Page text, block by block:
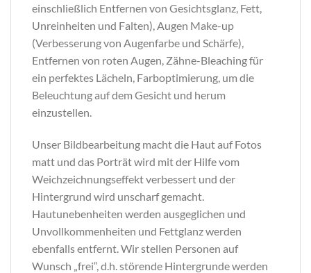
einschließlich Entfernen von Gesichtsglanz, Fett,
Unreinheiten und Falten), Augen Make-up
(Verbesserung von Augenfarbe und Schärfe),
Entfernen von roten Augen, Zähne-Bleaching für
ein perfektes Lächeln, Farboptimierung, um die
Beleuchtung auf dem Gesicht und herum
einzustellen.
Unser Bildbearbeitung macht die Haut auf Fotos
matt und das Porträt wird mit der Hilfe vom
Weichzeichnungseffekt verbessert und der
Hintergrund wird unscharf gemacht.
Hautunebenheiten werden ausgeglichen und
Unvollkommenheiten und Fettglanz werden
ebenfalls entfernt. Wir stellen Personen auf
Wunsch „frei“, d.h. störende Hintergrunde werden